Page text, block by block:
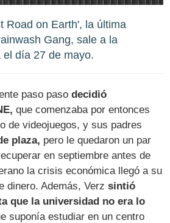
Road on Earth', la última
Gang, sale a la
el día 27 de mayo.
paso pasodecidió
que comenzaba por entonces
de videojuegos, y sus padres
plaza, pero le quedaron un par
en septiembre antes de
la crisis económica llegó a su
dinero. Además, Verz sintió
que la universidad no era lo
suponía estudiar en un centro